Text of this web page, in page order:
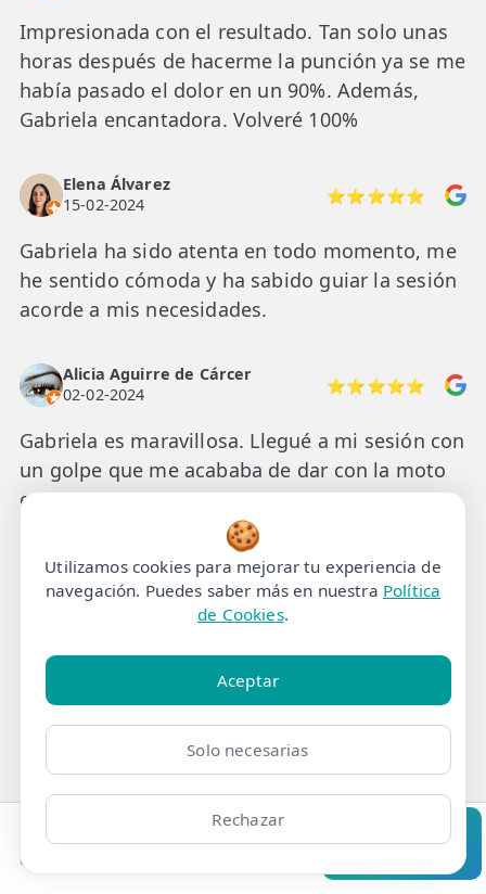
Clínicas
Impresionada con el resultado. Tan solo unas
horas después de hacerme la punción ya se me
había pasado el dolor en un 90%. Además,
Gabriela encantadora. Volveré 100%
Elena Álvarez
15-02-2024
⭐⭐⭐⭐⭐
Gabriela ha sido atenta en todo momento, me
he sentido cómoda y ha sabido guiar la sesión
acorde a mis necesidades.
Alicia Aguirre de Cárcer
02-02-2024
⭐⭐⭐⭐⭐
Gabriela es maravillosa. Llegué a mi sesión con
un golpe que me acababa de dar con la moto
en el tobillo y consiguió aliviar bastante el
dolor y reducir la hinchazón, haciéndome un
masaje con hielo que probablemente le dejó
las manos congeladas. Un lujo haberla
30-01-2024
Gabriela was amazing. She speaks strong
English, extremely knowledgeable about my
knee injury and clearly knows what is needed
to resolve my problem. The results &
experience of my session were all positive. I
🍪
Utilizamos cookies para mejorar tu experiencia de
navegación. Puedes saber más en nuestra Política
de Cookies.
Aceptar
Solo necesarias
Rechazar